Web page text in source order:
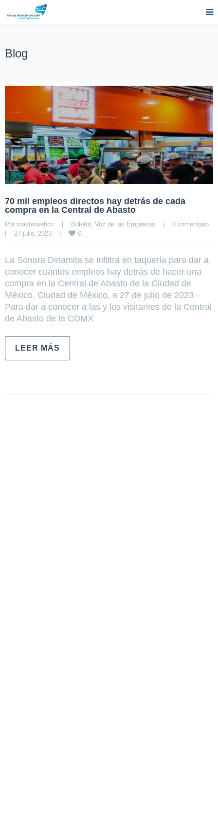
Blog
70 mil empleos directos hay detrás de cada
compra en la Central de Abasto
Por masterwebcc | Boletín Voz de las Empresas |
0 comentario
|
27 julio, 2023 | 0
La Sonora Dinamita se infiltra en taquería para dar a
conocer cuántos empleos hay detrás de hacer una
compra en la Central de Abasto de la Ciudad de
México. Ciudad de México, a 27 de julio de 2023.-
Para dar a conocer a las y los visitantes de la Central
de Abasto de la CDMX
LEER MÁS